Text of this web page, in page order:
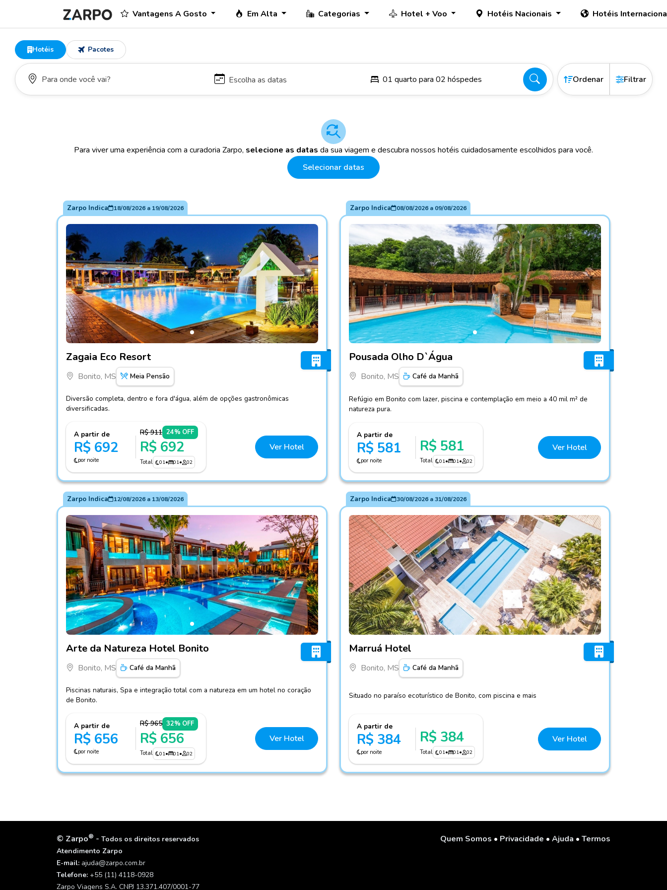
Vantagens A Gosto Em Alta Categorias Hotel + Voo Hotéis Nacionais Hotéis
Hotéis Pacotes
01 quarto para 02 hóspedes Ordenar Filtrar
Para viver uma experiência com a curadoria Zarpo, selecione as datas da sua viagem e descubra nossos hotéis cuidadosamente escolhidos para você.
Selecionar datas
Zarpo Indica 18/08/2026a 19/08/2026
Zagaia Eco Resort
Bonito, MS Meia Pensão
Diversão completa, dentro e fora d'água, além de opções gastronômicas
diversificadas.
A partir de
R$ 692
por noite
R$ 911 24% OFF
R$ 692
Total 01• 01• 02
Ver Hotel
Zarpo Indica 08/08/2026a 09/08/2026
Fotos do hotel Pousada Olho D`Água
Pousada Olho D`Água
Bonito, MS Café da Manhã
Refúgio em Bonito com lazer, piscina e contemplação em meio a 40 mil m² de
natureza pura.
A partir de
R$ 581
por noite
R$ 581
Total 01• 01• 02
Ver Hotel
Zarpo Indica 12/08/2026a 13/08/2026
Arte da Natureza Hotel Bonito
Bonito, MS Café da Manhã
Piscinas naturais, Spa e integração total com a natureza em um hotel no coração
de Bonito.
A partir de
R$ 656
por noite
R$ 965 32% OFF
R$ 656
Total 01• 01• 02
Ver Hotel
Zarpo Indica 30/08/2026a31/08/2026
Marruá Hotel
Bonito, MS Café da Manhã
Situado no paraíso ecoturístico de Bonito, com piscina e mais
A partir de
R$ 384
por noite
R$ 384
Total 01• 01• 02
Ver Hotel
© Zarpo® - Todos os direitos reservados
Atendimento Zarpo
E-mail: ajuda@zarpo.com.br
Telefone: +55 (11) 4118-0928
Zarpo Viagens S.A. CNPJ 13.371.407/0001-77
Quem Somos • Privacidade • Ajuda • Termos